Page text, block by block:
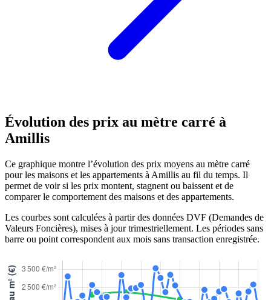
Évolution des prix au mètre carré à
Amillis
Ce graphique montre l’évolution des prix moyens au mètre carré
pour les maisons et les appartements à Amillis au fil du temps. Il
permet de voir si les prix montent, stagnent ou baissent et de
comparer le comportement des maisons et des appartements.
Les courbes sont calculées à partir des données DVF (Demandes de
Valeurs Foncières), mises à jour trimestriellement. Les périodes sans
barre ou point correspondent aux mois sans transaction enregistrée.